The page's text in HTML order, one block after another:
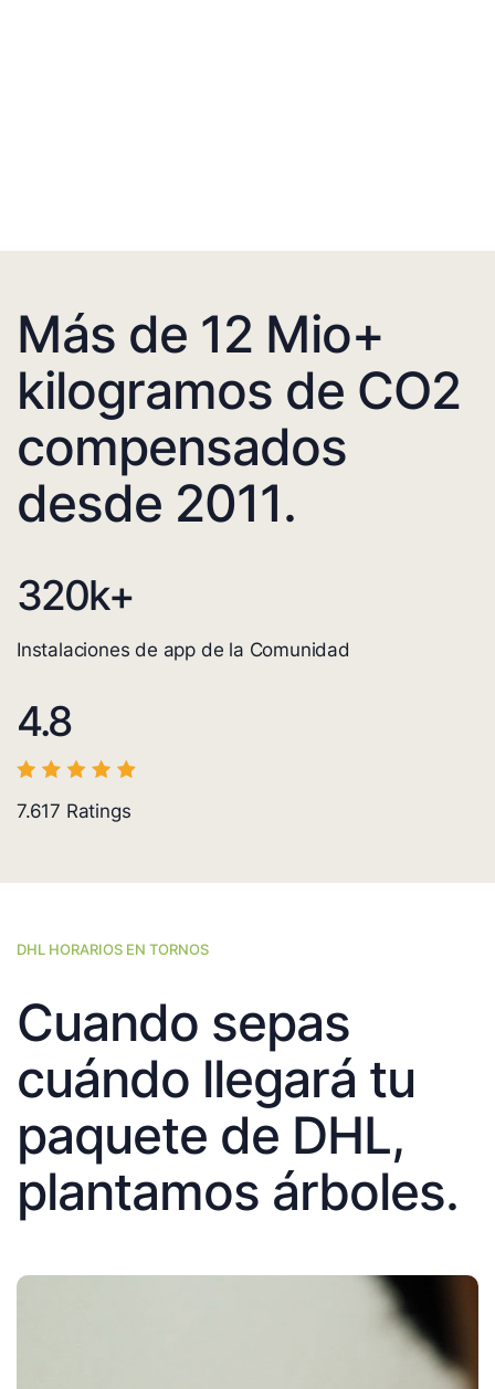
Más de 12 Mio+
kilogramos de CO2
compensados
desde 2011.
320k+
Instalaciones de app de la Comunidad
4.8
7.617 Ratings
DHL HORARIOS EN TORNOS
Cuando sepas
cuándo llegará tu
paquete de DHL,
plantamos árboles.